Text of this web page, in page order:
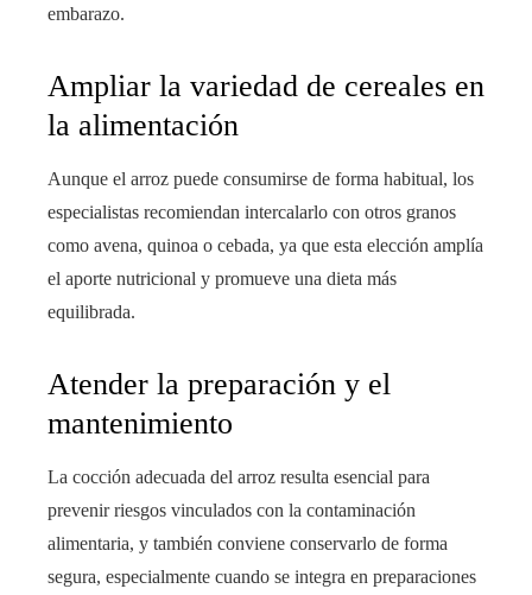
embarazo.
Ampliar la variedad de cereales en
la alimentación
Aunque el arroz puede consumirse de forma habitual, los
especialistas recomiendan intercalarlo con otros granos
como avena, quinoa o cebada, ya que esta elección amplía
el aporte nutricional y promueve una dieta más
equilibrada.
Atender la preparación y el
mantenimiento
La cocción adecuada del arroz resulta esencial para
prevenir riesgos vinculados con la contaminación
alimentaria, y también conviene conservarlo de forma
segura, especialmente cuando se integra en preparaciones